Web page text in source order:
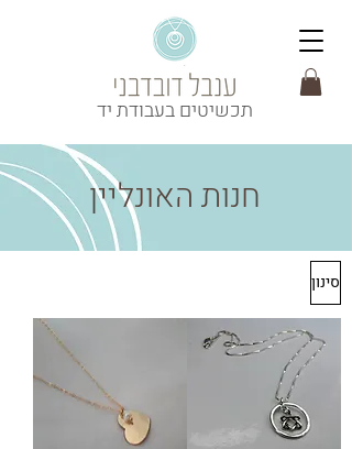
תכשיטים בעבודת יד
חנות האונליין
סינון